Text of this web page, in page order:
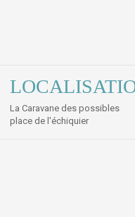
La Caravane des possibles
place de l'échiquier